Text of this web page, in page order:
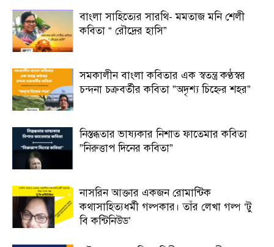
বাংলা সাহিত্যের সারথি- মমতাজ মনি শেলী
কবিতা “ রৌদ্রের হাসি”
সমকালীন বাংলা কবিতার এক স্বতন্ত্র কণ্ঠস্বর
চন্দনা চক্রবর্তীর কবিতা ”অদৃশ্য চিহ্নের শহর”
নিস্তব্ধতার ভাষ্যকার নিশাত ফাতেমার কবিতা
”নিরুত্তাপ দিনের কবিতা”
নাসরিন আক্তার একজন রোমান্টিক
কথাসাহিত্যধর্মী গল্পকার। তাঁর লেখা গল্প ‘টু
বি কন্টিনিউড’